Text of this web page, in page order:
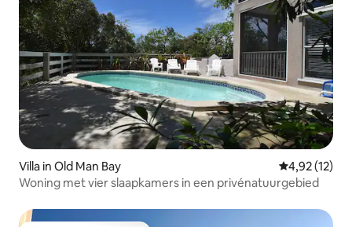
Villa in Old Man Bay Gemiddelde
4,92 (12)
Woning met vier slaapkamers in een privénatuurgebied